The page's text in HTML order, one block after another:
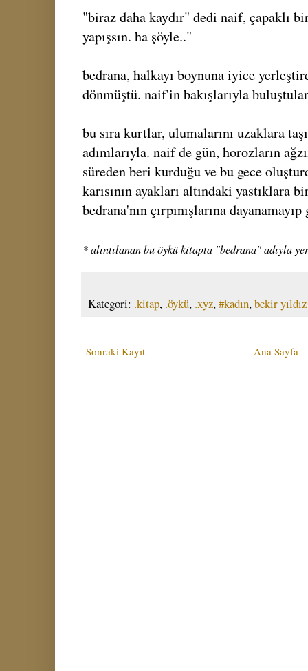
"biraz daha kaydır" dedi naif, çapaklı
yapışsın. ha şöyle.."
bedrana, halkayı boynuna iyice
dönmüştü. naif'in bakışlarıyla
bu sıra kurtlar, ulumalarını uzaklara
adımlarıyla. naif de gün, horozların
süreden beri kurduğu ve bu gece
karısının ayakları altındaki yastıklara
bedrana'nın çırpınışlarına
* alıntılanan bu öykü kitapta "bedrana" adıyla
Kategori: .kitap, .öykü, .xyz,#kadın,bekir yıldız
Sonraki Kayıt Ana Sayfa